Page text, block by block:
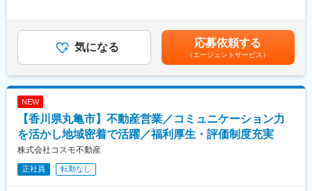
創立100周年以上の歴史を誇り、九州電力や九電工、西日本鉄道
など福岡の主要企業のみならず、日立製作所など大手も名を連ね
＜社会システム＞下水処理監視制御装置、浄水場監視制御装置、
浄水場監視制御装置、道路照明用コントロールセンター、塵芥処
・大規模プロジェクトに参加でき、工期は2週間ほど、受注額は1
億円から数十億円の案件が中心です。
・元請け案件が多く、お客様との交渉や予算管理などの責任感を
も目安の金額であり、選考を通じて上下する可能性があります。
月給(月額)は固定手当を含めた表記です。
気になる 応募依頼する
（エージェントサービス）
NEW
【香川県丸亀市】不動産営業／コミュニケーション力
を活かし地域密着で活躍／福利厚生・評価制度充実
株式会社コスモ不動産
正社員 転勤なし